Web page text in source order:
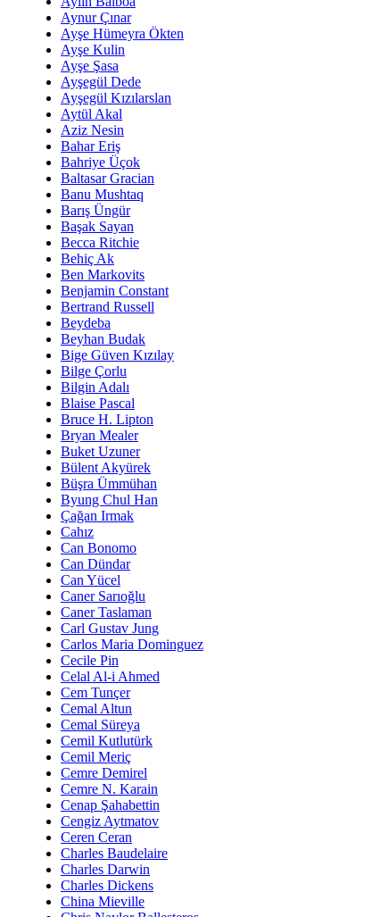
Aynur Çınar
Ayşe Hümeyra Ökten
Ayşe Kulin
Ayşe Şasa
Ayşegül Dede
Ayşegül Kızılarslan
Aytül Akal
Aziz Nesin
Bahar Eriş
Bahriye Üçok
Baltasar Gracian
Banu Mushtaq
Barış Üngür
Başak Sayan
Becca Ritchie
Behiç Ak
Ben Markovits
Benjamin Constant
Bertrand Russell
Beydeba
Beyhan Budak
Bige Güven Kızılay
Bilge Çorlu
Bilgin Adalı
Blaise Pascal
Bruce H. Lipton
Bryan Mealer
Buket Uzuner
Bülent Akyürek
Büşra Ümmühan
Byung Chul Han
Çağan Irmak
Cahız
Can Bonomo
Can Dündar
Can Yücel
Caner Sarıoğlu
Caner Taslaman
Carl Gustav Jung
Carlos Maria Dominguez
Cecile Pin
Celal Al-i Ahmed
Cem Tunçer
Cemal Altun
Cemal Süreya
Cemil Kutlutürk
Cemil Meriç
Cemre Demirel
Cemre N. Karain
Cenap Şahabettin
Cengiz Aytmatov
Ceren Ceran
Charles Baudelaire
Charles Darwin
Charles Dickens
China Mieville